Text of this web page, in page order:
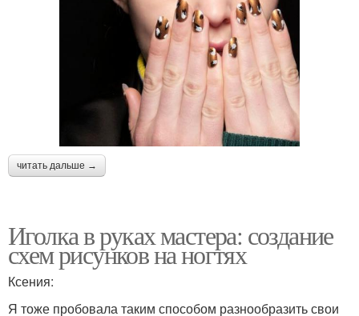
читать дальше →
Иголка в руках мастера: создание
схем рисунков на ногтях
Ксения:
Я тоже пробовала таким способом разнообразить свои